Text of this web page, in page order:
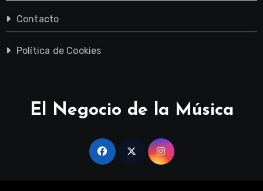
Contacto
Política de Cookies
El Negocio de la Música